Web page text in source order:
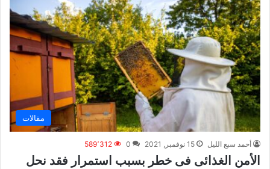
مقالات
أحمد سبع الليل 15 نوفمبر, 2021 0 589٬312
الأمن الغذائى فى خطر بسبب استمرار فقد نحل